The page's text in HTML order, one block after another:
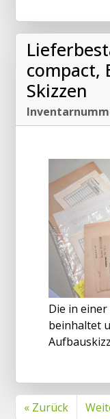
compact,
Skizzen
Die in
beinhaltet
« Zurück